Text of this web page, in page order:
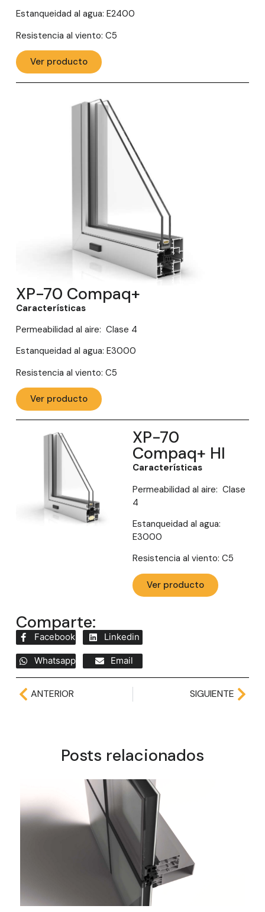
Estanqueidad al agua: E2400
Resistencia al viento: C5
Ver producto
XP-70 Compaq+
Características
Permeabilidad al aire: Clase 4
Estanqueidad al agua: E3000
Resistencia al viento: C5
Ver producto
XP-70
Compaq+ HI
Características
Permeabilidad al aire: Clase
4
Estanqueidad al agua:
E3000
Resistencia al viento: C5
Ver producto
Comparte:
Facebook Linkedin
Whatsapp Email
ANTERIOR SIGUIENTE
Posts relacionados